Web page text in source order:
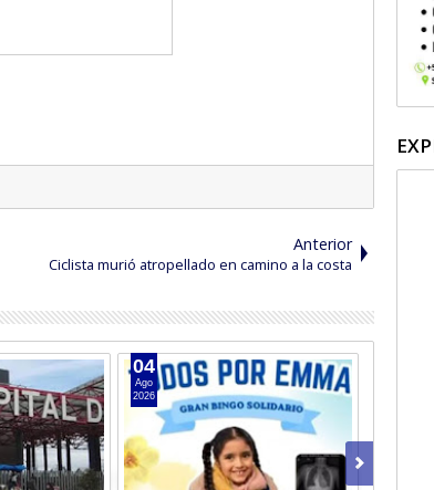
Anterior
Ciclista murió atropellado en camino a la costa
04
Ago
2026